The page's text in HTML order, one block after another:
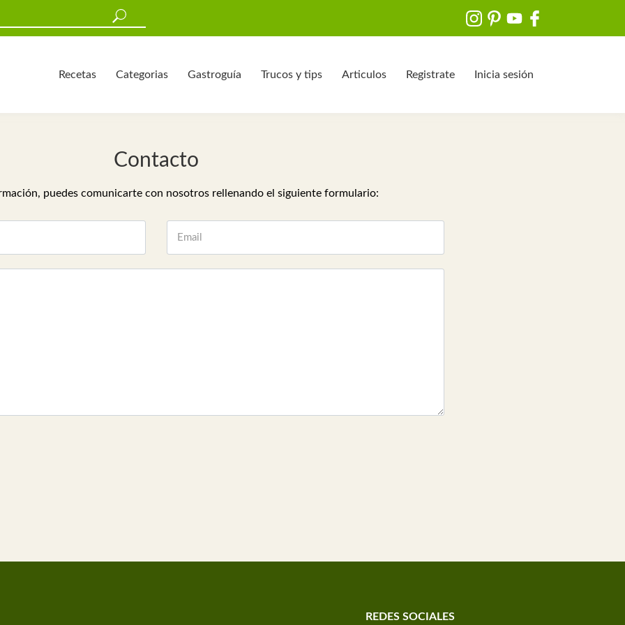
Recetas Categorias Gastroguía Trucos y tips Articulos Registrate Inicia sesión
Contacto
puedes comunicarte con nosotros rellenando el siguiente formulario:
REDES SOCIALES